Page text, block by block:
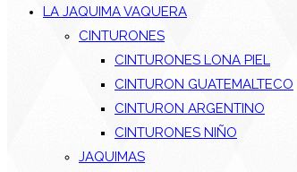
LA JAQUIMA VAQUERA
CINTURONES
CINTURONES LONA PIEL
CINTURON GUATEMALTECO
CINTURON ARGENTINO
CINTURONES NIÑO
JAQUIMAS